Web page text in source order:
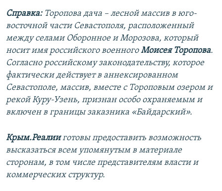
Справка:Торопова дача – лесной массив в юго-
восточной части Севастополя, расположенный
между селами Оборонное и Морозова, который
носит имя российского военногоМоисея Торопова.
Согласно российскому законодательству, которое
фактически действует в аннексированном
Севастополе, массив, вместе с Тороповым озером и
рекой Куру-Узень, признан особо охраняемым и
включен в границы заказника «Байдарский».
Крым.Реалииготовы предоставить возможность
высказаться всем упомянутым в материале
сторонам, в том числе представителям власти и
коммерческих структур.